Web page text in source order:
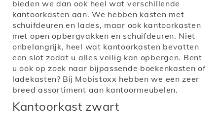
bieden we dan ook heel wat verschillende
kantoorkasten aan. We hebben kasten met
schuifdeuren en lades, maar ook kantoorkasten
met open opbergvakken en schuifdeuren. Niet
onbelangrijk, heel wat kantoorkasten bevatten
een slot zodat u alles veilig kan opbergen. Bent
u ook op zoek naar bijpassende boekenkasten of
ladekasten? Bij Mobistoxx hebben we een zeer
breed assortiment aan kantoormeubelen.
Kantoorkast zwart